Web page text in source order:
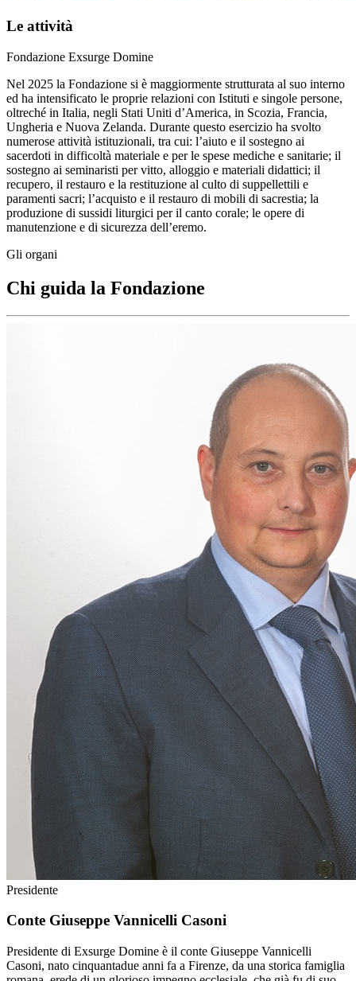
Le attività
Fondazione Exsurge Domine
Nel 2025 la Fondazione si è maggiormente strutturata al suo interno
ed ha intensificato le proprie relazioni con Istituti e singole persone,
oltreché in Italia, negli Stati Uniti d’America, in Scozia, Francia,
Ungheria e Nuova Zelanda. Durante questo esercizio ha svolto
numerose attività istituzionali, tra cui: l’aiuto e il sostegno ai
sacerdoti in difficoltà materiale e per le spese mediche e sanitarie; il
sostegno ai seminaristi per vitto, alloggio e materiali didattici; il
recupero, il restauro e la restituzione al culto di suppellettili e
paramenti sacri; l’acquisto e il restauro di mobili di sacrestia; la
produzione di sussidi liturgici per il canto corale; le opere di
manutenzione e di sicurezza dell’eremo.
Gli organi
Chi guida la Fondazione
Presidente
Conte Giuseppe Vannicelli Casoni
Presidente di Exsurge Domine è il conte Giuseppe Vannicelli
Casoni, nato cinquantadue anni fa a Firenze, da una storica famiglia